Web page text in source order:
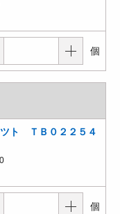
個
ト ＴＢ０２２５４
個